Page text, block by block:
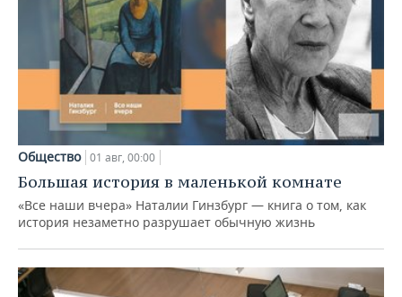
Общество 01 авг, 00:00
Большая история в маленькой комнате
«Все наши вчера» Наталии Гинзбург — книга о том, как
история незаметно разрушает обычную жизнь